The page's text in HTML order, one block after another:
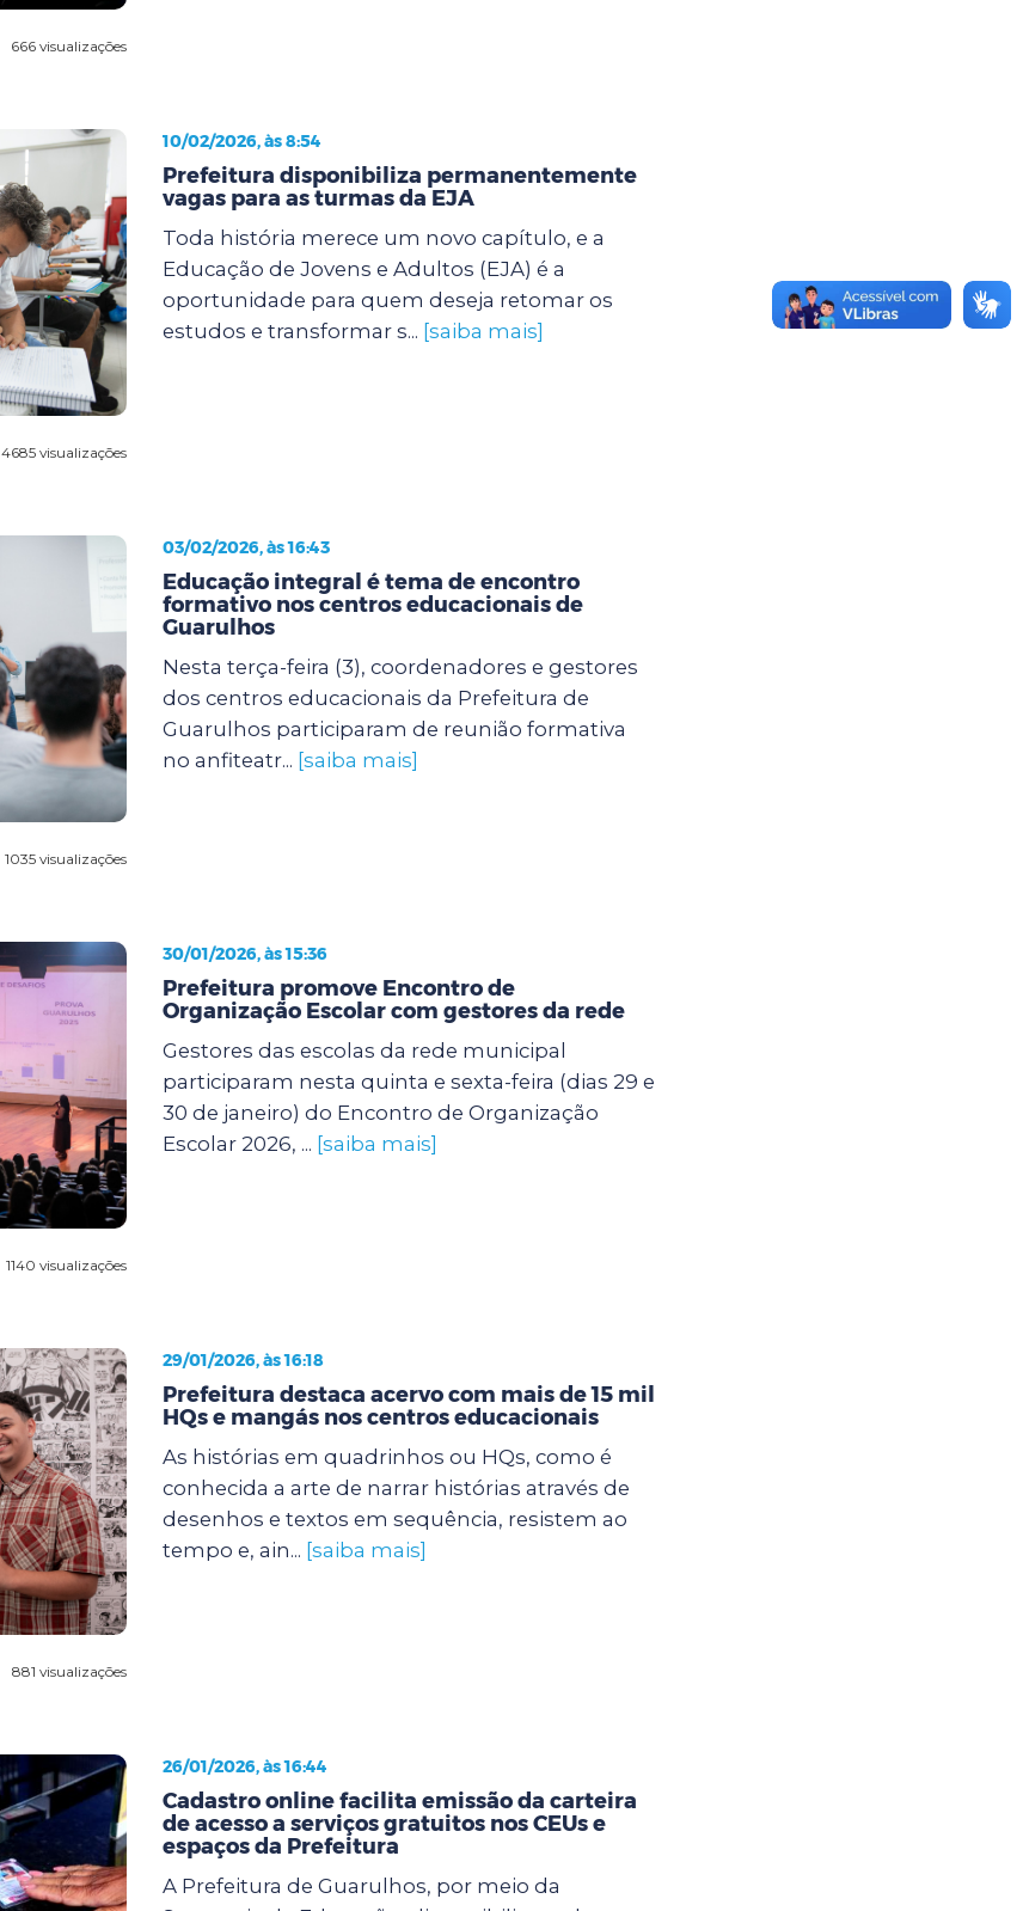
666 visualizações
4685 visualizações
10/02/2026, às 8:54
Prefeitura disponibiliza permanentemente
vagas para as turmas da EJA
Toda história merece um novo capítulo, e a
Educação de Jovens e Adultos (EJA) é a
oportunidade para quem deseja retomar os
estudos e transformar s... [saiba mais]
1035 visualizações
03/02/2026, às 16:43
Educação integral é tema de encontro
formativo nos centros educacionais de
Guarulhos
Nesta terça-feira (3), coordenadores e gestores
dos centros educacionais da Prefeitura de
Guarulhos participaram de reunião formativa
no anfiteatr... [saiba mais]
1140 visualizações
30/01/2026, às 15:36
Prefeitura promove Encontro de
Organização Escolar com gestores da rede
Gestores das escolas da rede municipal
participaram nesta quinta e sexta-feira (dias 29 e
30 de janeiro) do Encontro de Organização
Escolar 2026, ... [saiba mais]
881 visualizações
29/01/2026, às 16:18
Prefeitura destaca acervo com mais de 15 mil
HQs e mangás nos centros educacionais
As histórias em quadrinhos ou HQs, como é
conhecida a arte de narrar histórias através de
desenhos e textos em sequência, resistem ao
tempo e, ain... [saiba mais]
26/01/2026, às 16:44
Cadastro online facilita emissão da carteira
de acesso a serviços gratuitos nos CEUs e
espaços da Prefeitura
A Prefeitura de Guarulhos, por meio da